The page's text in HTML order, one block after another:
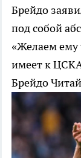
Брейдо
под собой
«Желаем ему
имеет к
Брейдо